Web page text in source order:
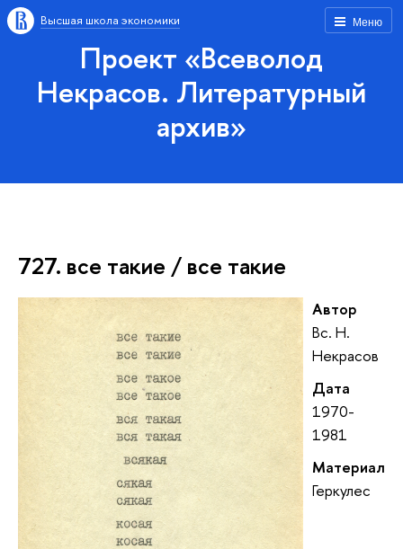
Меню
Высшая школа экономики
Проект «Всеволод
Некрасов. Литературный
архив»
727. все такие / все такие
Автор
Вс. Н.
Некрасов
Дата
1970-
1981
Материал
Геркулес